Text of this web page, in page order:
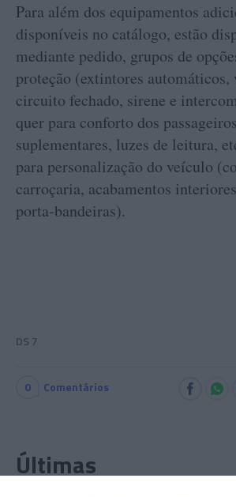
Para além dos equipamentos
disponíveis no catálogo, estão
mediante pedido, grupos de
proteção (extintores automáticos,
circuito fechado, sirene e
quer para conforto dos
suplementares, luzes de leitura,
para personalização do veículo
carroçaria, acabamentos
porta-bandeiras).
DS 7
0 Comentários
Últimas